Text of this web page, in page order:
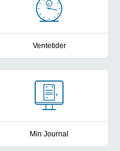
Ventetider
Min Journal